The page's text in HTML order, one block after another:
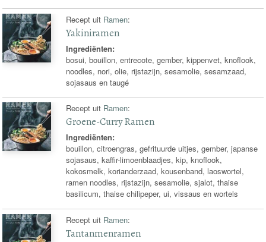
Recept uit Ramen:
Yakiniramen
Ingrediënten:
bosui, bouillon, entrecote, gember, kippenvet, knoflook,
noodles, nori, olie, rijstazijn, sesamolie, sesamzaad,
sojasaus en taugé
Recept uit Ramen:
Groene-Curry Ramen
Ingrediënten:
bouillon, citroengras, gefrituurde uitjes, gember, japanse
sojasaus, kaffir-limoenblaadjes, kip, knoflook,
kokosmelk, korianderzaad, kousenband, laoswortel,
ramen noodles, rijstazijn, sesamolie, sjalot, thaise
basilicum, thaise chilipeper, ui, vissaus en wortels
Recept uit Ramen:
Tantanmenramen